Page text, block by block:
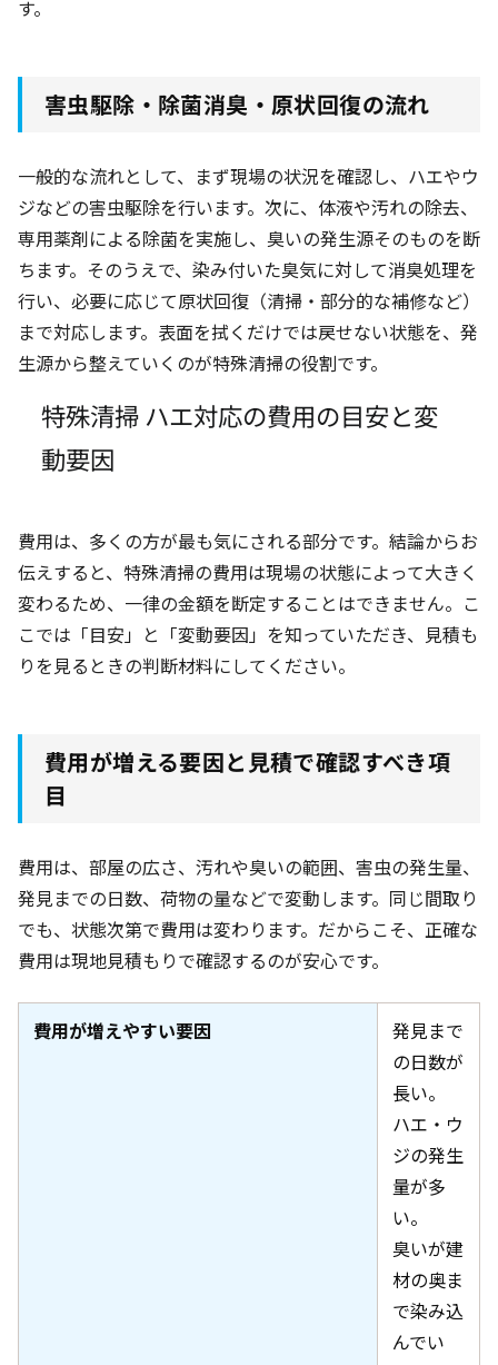
す。
害虫駆除・除菌消臭・原状回復の流れ
一般的な流れとして、まず現場の状況を確認し、ハエやウ
ジなどの害虫駆除を行います。次に、体液や汚れの除去、
専用薬剤による除菌を実施し、臭いの発生源そのものを断
ちます。そのうえで、染み付いた臭気に対して消臭処理を
行い、必要に応じて原状回復（清掃・部分的な補修など）
まで対応します。表面を拭くだけでは戻せない状態を、発
生源から整えていくのが特殊清掃の役割です。
特殊清掃 ハエ対応の費用の目安と変
動要因
費用は、多くの方が最も気にされる部分です。結論からお
伝えすると、特殊清掃の費用は現場の状態によって大きく
変わるため、一律の金額を断定することはできません。こ
こでは「目安」と「変動要因」を知っていただき、見積も
りを見るときの判断材料にしてください。
費用が増える要因と見積で確認すべき項
目
費用は、部屋の広さ、汚れや臭いの範囲、害虫の発生量、
発見までの日数、荷物の量などで変動します。同じ間取り
でも、状態次第で費用は変わります。だからこそ、正確な
費用は現地見積もりで確認するのが安心です。
費用が増えやすい要因
発見まで
の日数が
長い。
ハエ・ウ
ジの発生
量が多
い。
臭いが建
材の奥ま
で染み込
んでい